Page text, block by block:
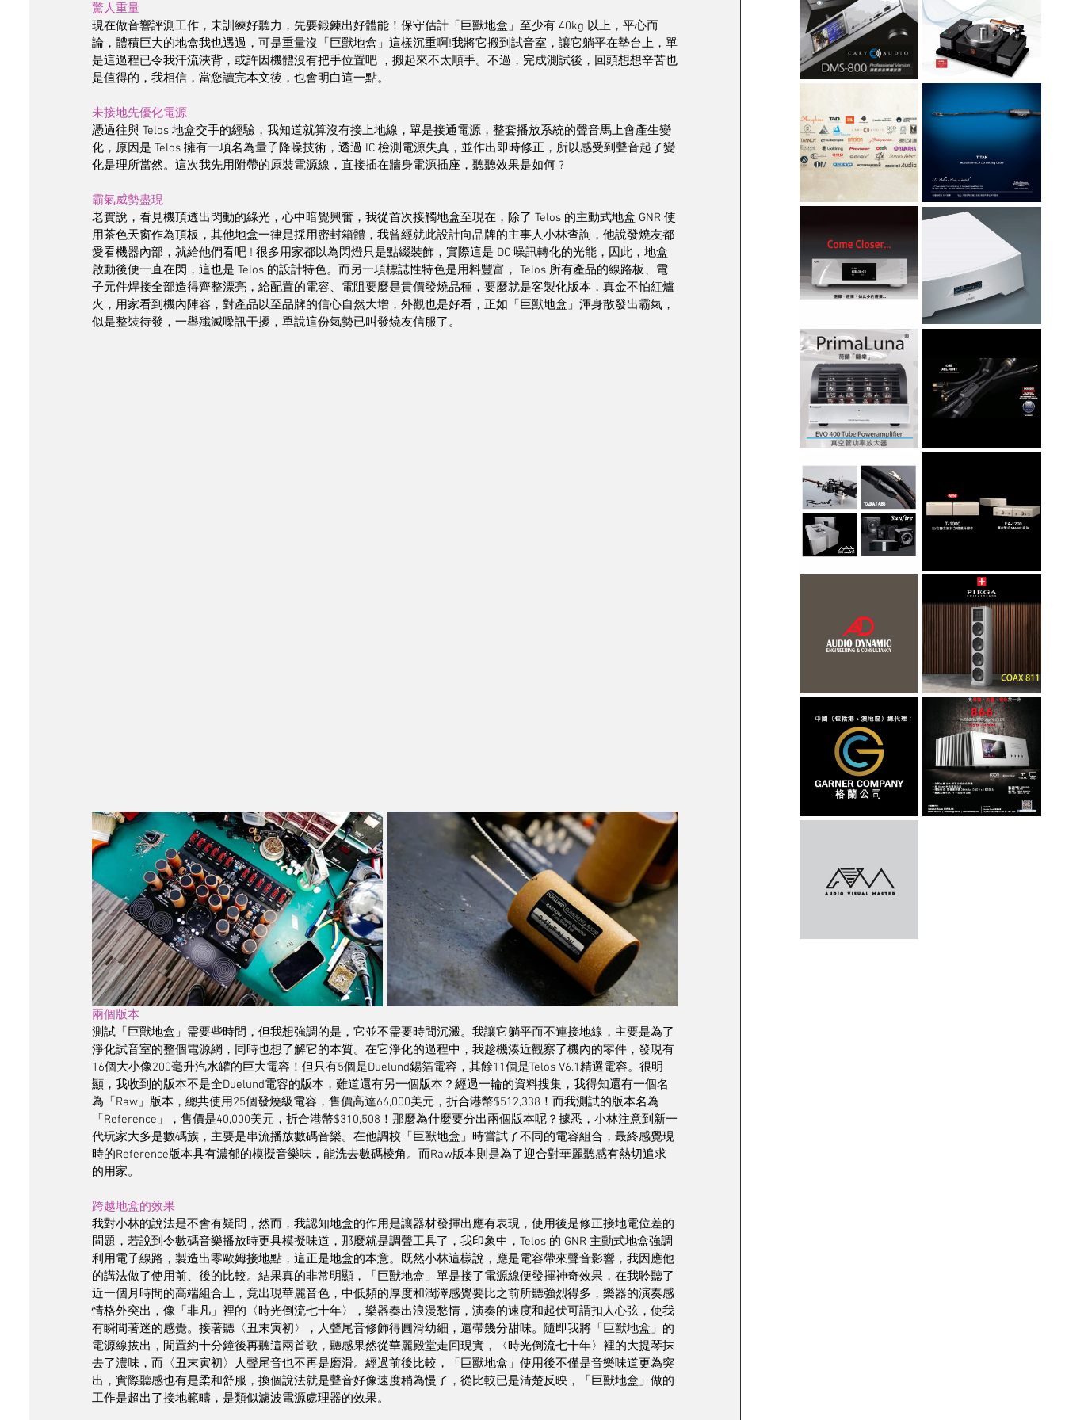
驚人重量
現在做音響評測工作，未訓練好聽力，先要鍛鍊出好體能！保守估計「巨獸地盒」至少有 40kg 以上，平心而
論，體積巨大的地盒我也遇過，可是重量沒「巨獸地盒」這樣沉重啊!我將它搬到試音室，讓它躺平在墊台上，單
是這過程已令我汗流浹背，或許因機體沒有把手位置吧 ，搬起來不太順手。不過，完成測試後，回頭想想辛苦也
是值得的，我相信，當您讀完本文後，也會明白這一點。
未接地先優化電源
憑過往與 Telos 地盒交手的經驗，我知道就算沒有接上地線，單是接通電源，整套播放系統的聲音馬上會產生變
化，原因是 Telos 擁有一項名為量子降噪技術，透過 IC 檢測電源失真，並作出即時修正，所以感受到聲音起了變
化是理所當然。這次我先用附帶的原裝電源線，直接插在牆身電源插座，聽聽效果是如何 ?
霸氣威勢盡現
老實說，看見機頂透出閃動的綠光，心中暗覺興奮，我從首次接觸地盒至現在，除了 Telos 的主動式地盒 GNR 使
用茶色天窗作為頂板，其他地盒一律是採用密封箱體，我曾經就此設計向品牌的主事人小林查詢，他說發燒友都
愛看機器內部，就給他們看吧 ! 很多用家都以為閃燈只是點綴裝飾，實際這是 DC 噪訊轉化的光能，因此，地盒
啟動後便一直在閃，這也是 Telos 的設計特色。而另一項標誌性特色是用料豐富， Telos 所有產品的線路板、電
子元件焊接全部造得齊整漂亮，給配置的電容、電阻要麼是貴價發燒品種，要麼就是客製化版本，真金不怕紅爐
火，用家看到機內陣容，對產品以至品牌的信心自然大增，外觀也是好看，正如「巨獸地盒」渾身散發出霸氣，
似是整裝待發，一舉殲滅噪訊干擾，單說這份氣勢已叫發燒友信服了。
兩個版本
測試「巨獸地盒」需要些時間，但我想強調的是，它並不需要時間沉澱。我讓它躺平而不連接地線，主要是為了
淨化試音室的整個電源網，同時也想了解它的本質。在它淨化的過程中，我趁機湊近觀察了機內的零件，發現有
16個大小像200毫升汽水罐的巨大電容！但只有5個是Duelund錫箔電容，其餘11個是Telos V6.1精選電容。很明
顯，我收到的版本不是全Duelund電容的版本，難道還有另一個版本？經過一輪的資料搜集，我得知還有一個名
為「Raw」版本，總共使用25個發燒級電容，售價高達66,000美元，折合港幣$512,338！而我測試的版本名為
「Reference」，售價是40,000美元，折合港幣$310,508！那麼為什麼要分出兩個版本呢？據悉，小林注意到新一
代玩家大多是數碼族，主要是串流播放數碼音樂。在他調校「巨獸地盒」時嘗試了不同的電容組合，最終感覺現
時的Reference版本具有濃郁的模擬音樂味，能洗去數碼棱角。而Raw版本則是為了迎合對華麗聽感有熱切追求
的用家。
跨越地盒的效果
我對小林的說法是不會有疑問，然而，我認知地盒的作用是讓器材發揮出應有表現，使用後是修正接地電位差的
問題，若說到令數碼音樂播放時更具模擬味道，那麼就是調聲工具了，我印象中，Telos 的 GNR 主動式地盒強調
利用電子線路，製造出零歐姆接地點，這正是地盒的本意。既然小林這樣說，應是電容帶來聲音影響，我因應他
的講法做了使用前、後的比較。結果真的非常明顯，「巨獸地盒」單是接了電源線便發揮神奇效果，在我聆聽了
近一個月時間的高端組合上，竟出現華麗音色，中低頻的厚度和潤澤感覺要比之前所聽強烈得多，樂器的演奏感
情格外突出，像「非凡」裡的〈時光倒流七十年〉，樂器奏出浪漫愁情，演奏的速度和起伏可謂扣人心弦，使我
有瞬間著迷的感覺。接著聽〈丑末寅初〉，人聲尾音修飾得圓滑幼細，還帶幾分甜味。隨即我將「巨獸地盒」的
電源線拔出，閒置約十分鐘後再聽這兩首歌，聽感果然從華麗殿堂走回現實，〈時光倒流七十年〉裡的大提琴抹
去了濃味，而〈丑末寅初〉人聲尾音也不再是磨滑。經過前後比較，「巨獸地盒」使用後不僅是音樂味道更為突
出，實際聽感也有是柔和舒服，換個說法就是聲音好像速度稍為慢了，從比較已是清楚反映，「巨獸地盒」做的
工作是超出了接地範疇，是類似濾波電源處理器的效果。